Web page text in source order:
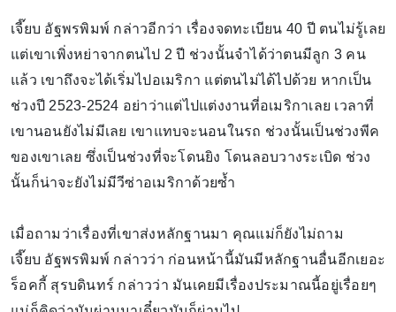
เจี๊ยบ อัฐพรพิมพ์ กล่าวอีกว่า เรื่องจดทะเบียน 40 ปี ตนไม่รู้เลย
แต่เขาเพิ่งหย่าจากตนไป 2 ปี ช่วงนั้นจำได้ว่าตนมีลูก 3 คน
แล้ว เขาถึงจะได้เริ่มไปอเมริกา แต่ตนไม่ได้ไปด้วย หากเป็น
ช่วงปี 2523-2524 อย่าว่าแต่ไปแต่งงานที่อเมริกาเลย เวลาที่
เขานอนยังไม่มีเลย เขาแทบจะนอนในรถ ช่วงนั้นเป็นช่วงพีค
ของเขาเลย ซึ่งเป็นช่วงที่จะโดนยิง โดนลอบวางระเบิด ช่วง
นั้นก็น่าจะยังไม่มีวีซ่าอเมริกาด้วยซ้ำ
เมื่อถามว่าเรื่องที่เขาส่งหลักฐานมา คุณแม่ก็ยังไม่ถาม
เจี๊ยบ อัฐพรพิมพ์ กล่าวว่า ก่อนหน้านี้มันมีหลักฐานอื่นอีกเยอะ
ร็อคกี้ สุรบดินทร์ กล่าวว่า มันเคยมีเรื่องประมาณนี้อยู่เรื่อยๆ